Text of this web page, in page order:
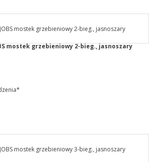
mostek grzebieniowy 2-bieg., jasnoszary